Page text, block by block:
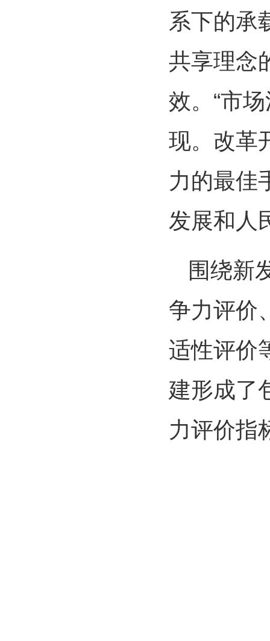
系下的承
共享理念
效。“市
现。改革
力的最佳
发展和人
围绕新
争力评价
适性评价
建形成了
力评价指